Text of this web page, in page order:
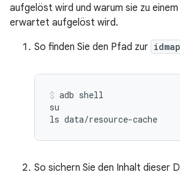
aufgelöst wird und warum sie zu
erwartet aufgelöst wird.
So finden Sie den Pfad zur idmap
adb shell
su
ls data/resource-cache
So sichern Sie den Inhalt dieser